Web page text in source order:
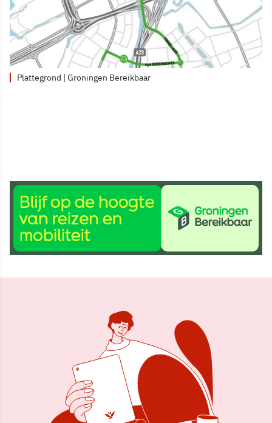
Plattegrond | Groningen Bereikbaar
19 aug 2025, 15:37
Delen